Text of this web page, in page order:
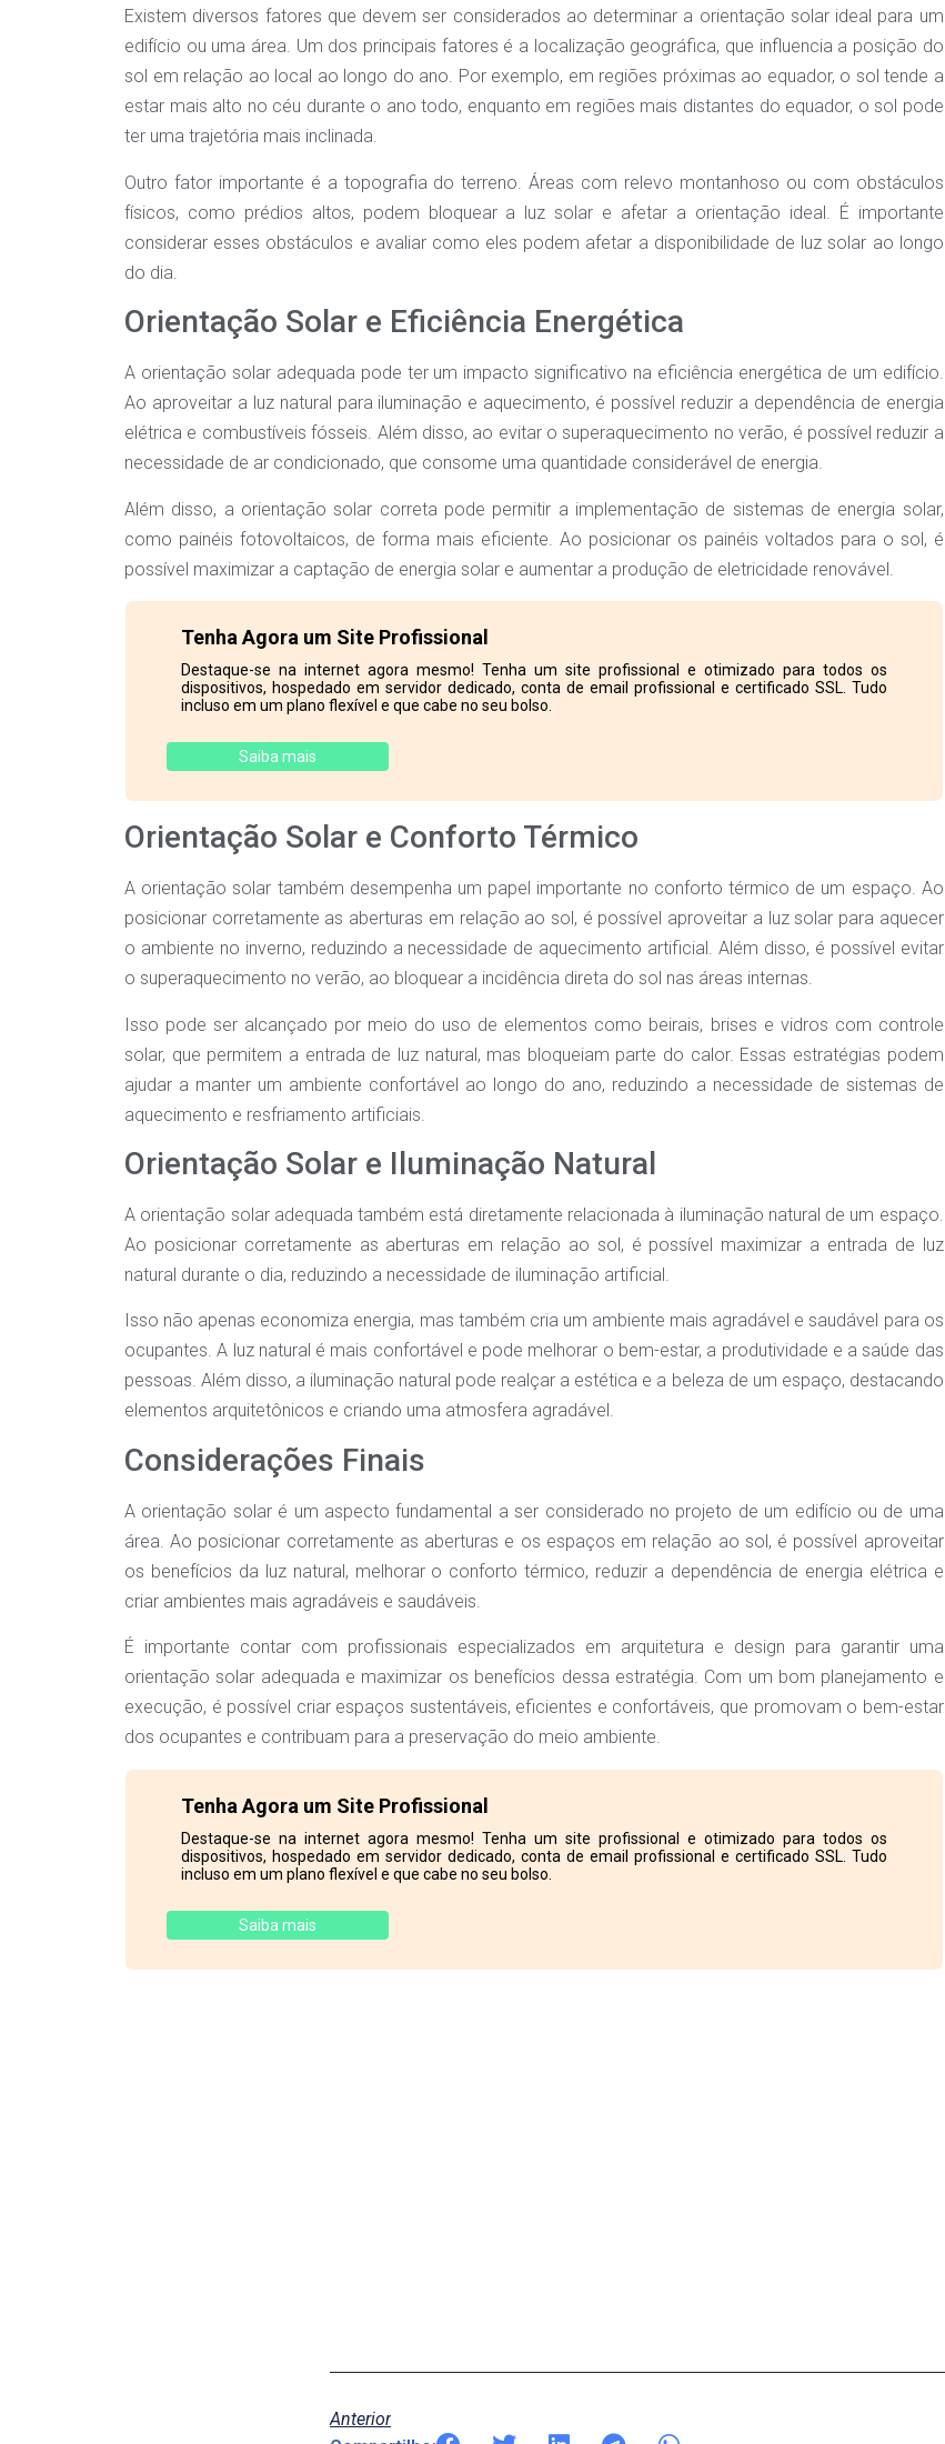
Existem diversos fatores que devem ser considerados ao determinar a orientação solar ideal para um
edifício ou uma área. Um dos principais fatores é a localização geográfica, que influencia a posição do
sol em relação ao local ao longo do ano. Por exemplo, em regiões próximas ao equador, o sol tende a
estar mais alto no céu durante o ano todo, enquanto em regiões mais distantes do equador, o sol pode
ter uma trajetória mais inclinada.
Outro fator importante é a topografia do terreno. Áreas com relevo montanhoso ou com obstáculos
físicos, como prédios altos, podem bloquear a luz solar e afetar a orientação ideal. É importante
considerar esses obstáculos e avaliar como eles podem afetar a disponibilidade de luz solar ao longo
do dia.
Orientação Solar e Eficiência Energética
A orientação solar adequada pode ter um impacto significativo na eficiência energética de um edifício.
Ao aproveitar a luz natural para iluminação e aquecimento, é possível reduzir a dependência de energia
elétrica e combustíveis fósseis. Além disso, ao evitar o superaquecimento no verão, é possível reduzir a
necessidade de ar condicionado, que consome uma quantidade considerável de energia.
Além disso, a orientação solar correta pode permitir a implementação de sistemas de energia solar,
como painéis fotovoltaicos, de forma mais eficiente. Ao posicionar os painéis voltados para o sol, é
possível maximizar a captação de energia solar e aumentar a produção de eletricidade renovável.
Tenha Agora um Site Profissional
Destaque-se na internet agora mesmo! Tenha um site profissional e otimizado para todos os
dispositivos, hospedado em servidor dedicado, conta de email profissional e certificado SSL. Tudo
incluso em um plano flexível e que cabe no seu bolso.
Saiba mais
Orientação Solar e Conforto Térmico
A orientação solar também desempenha um papel importante no conforto térmico de um espaço. Ao
posicionar corretamente as aberturas em relação ao sol, é possível aproveitar a luz solar para aquecer
o ambiente no inverno, reduzindo a necessidade de aquecimento artificial. Além disso, é possível evitar
o superaquecimento no verão, ao bloquear a incidência direta do sol nas áreas internas.
Isso pode ser alcançado por meio do uso de elementos como beirais, brises e vidros com controle
solar, que permitem a entrada de luz natural, mas bloqueiam parte do calor. Essas estratégias podem
ajudar a manter um ambiente confortável ao longo do ano, reduzindo a necessidade de sistemas de
aquecimento e resfriamento artificiais.
Orientação Solar e Iluminação Natural
A orientação solar adequada também está diretamente relacionada à iluminação natural de um espaço.
Ao posicionar corretamente as aberturas em relação ao sol, é possível maximizar a entrada de luz
natural durante o dia, reduzindo a necessidade de iluminação artificial.
Isso não apenas economiza energia, mas também cria um ambiente mais agradável e saudável para os
ocupantes. A luz natural é mais confortável e pode melhorar o bem-estar, a produtividade e a saúde das
pessoas. Além disso, a iluminação natural pode realçar a estética e a beleza de um espaço, destacando
elementos arquitetônicos e criando uma atmosfera agradável.
Considerações Finais
A orientação solar é um aspecto fundamental a ser considerado no projeto de um edifício ou de uma
área. Ao posicionar corretamente as aberturas e os espaços em relação ao sol, é possível aproveitar
os benefícios da luz natural, melhorar o conforto térmico, reduzir a dependência de energia elétrica e
criar ambientes mais agradáveis e saudáveis.
É importante contar com profissionais especializados em arquitetura e design para garantir uma
orientação solar adequada e maximizar os benefícios dessa estratégia. Com um bom planejamento e
execução, é possível criar espaços sustentáveis, eficientes e confortáveis, que promovam o bem-estar
dos ocupantes e contribuam para a preservação do meio ambiente.
Tenha Agora um Site Profissional
Destaque-se na internet agora mesmo! Tenha um site profissional e otimizado para todos os
dispositivos, hospedado em servidor dedicado, conta de email profissional e certificado SSL. Tudo
incluso em um plano flexível e que cabe no seu bolso.
Saiba mais
Anterior